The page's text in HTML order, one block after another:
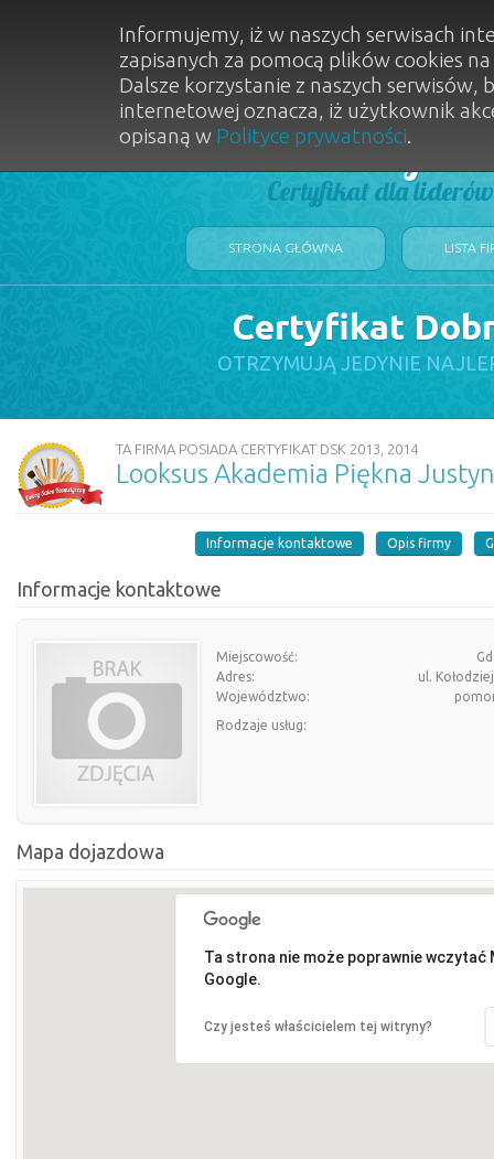
Dobry
Certyfikat dla
STRONA GŁÓWNA LISTA
Certyfikat
OTRZYMUJĄ JEDYNIE
TA FIRMA POSIADA CERTYFIKAT DSK 2013, 2014
Looksus Akademia Piękna
Informacje kontaktowe Opis firmy
Informacje kontaktowe
Miejscowość:
Adres:
ul.
Województwo:
Rodzaje usług:
Mapa dojazdowa
Ta strona nie może poprawnie wczytać
Google.
Czy jesteś właścicielem tej witryny?
Informujemy, iż w naszych serwisach
zapisanych za pomocą plików cookies
Dalsze korzystanie z naszych
internetowej oznacza, iż użytkownik
opisaną w Polityce prywatności.